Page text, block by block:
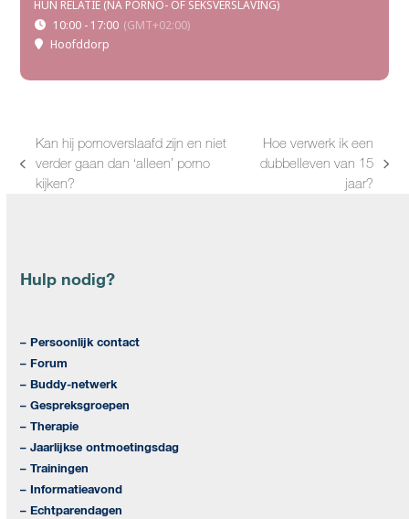
HUN RELATIE (NA PORNO- OF SEKSVERSLAVING)
10:00 - 17:00 (GMT+02:00)
Hoofddorp
previous
post:
Kan hij pornoverslaafd zijn en niet
verder gaan dan ‘alleen’ porno
kijken?
next
Hoe verwerk ik een
dubbelleven van 15
jaar?
Hulp nodig?
– Persoonlijk contact
– Forum
– Buddy-netwerk
– Gespreksgroepen
– Therapie
– Jaarlijkse ontmoetingsdag
– Trainingen
– Informatieavond
– Echtparendagen